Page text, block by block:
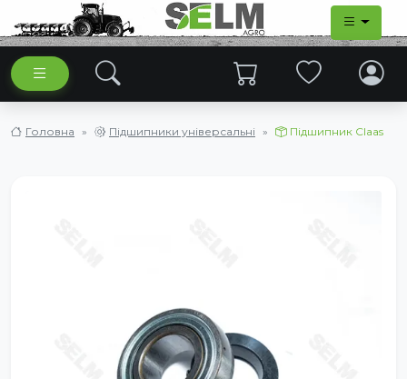
Головна Підшипники універсальні Підшипник Claas